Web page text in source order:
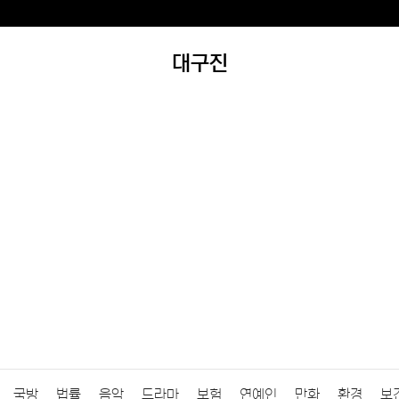
대구진
국방 법률 음악 드라마 보험 연예인 만화 환경 보